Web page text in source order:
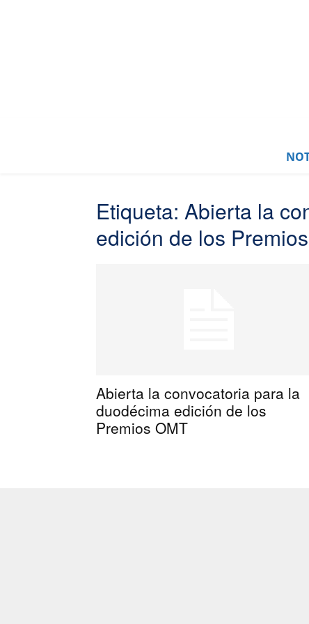
Etiqueta: Abierta la
edición de los
Abierta la convocatoria para la
duodécima edición de los
Premios OMT